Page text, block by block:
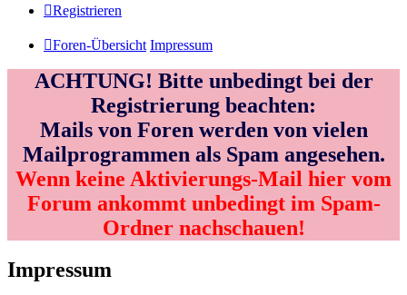
Registrieren
Foren-Übersicht Impressum
ACHTUNG! Bitte unbedingt bei der
Registrierung beachten:
Mails von Foren werden von vielen
Mailprogrammen als Spam angesehen.
Wenn keine Aktivierungs-Mail hier vom
Forum ankommt unbedingt im Spam-
Ordner nachschauen!
Impressum